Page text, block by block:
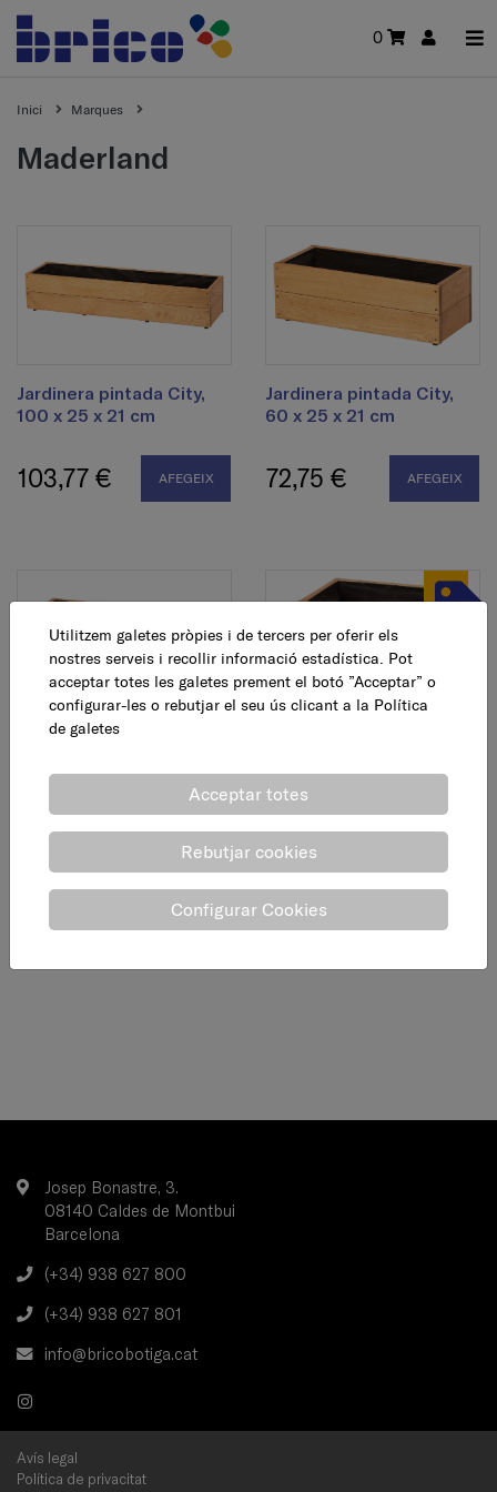
0
Inici Marques
maderland
Jardinera pintada City,
100 x 25 x 21 cm
103,77 € AFEGEIX
Jardinera pintada City,
60 x 25 x 21 cm
72,75 € AFEGEIX
Jardinera pintada City, 75
74,74 € 52,15 €
Josep Bonastre, 3.
08140 Caldes de Montbui
Barcelona
(+34) 938 627 800
(+34) 938 627 801
info@bricobotiga.cat
Avís legal
Política de privacitat
Utilitzem galetes pròpies i de tercers per oferir els
nostres serveis i recollir informació estadística. Pot
acceptar totes les galetes prement el botó ”Acceptar” o
configurar-les o rebutjar el seu ús clicant a la Política
de galetes
Acceptar totes
Rebutjar cookies
Configurar Cookies